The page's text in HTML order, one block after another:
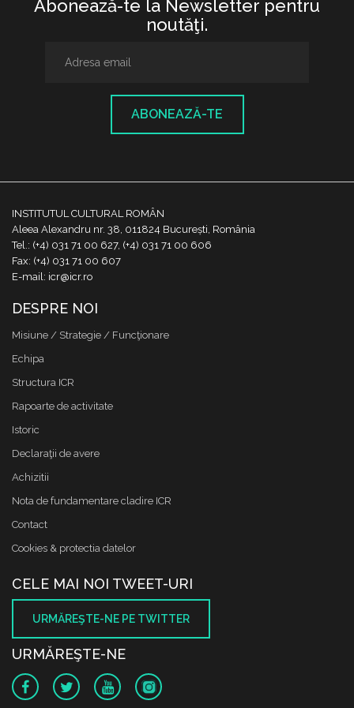
Abonează-te la Newsletter pentru
noutăţi.
ABONEAZĂ-TE
INSTITUTUL CULTURAL ROMÂN
Aleea Alexandru nr. 38, 011824 București, România
Tel.: (+4) 031 71 00 627, (+4) 031 71 00 606
Fax: (+4) 031 71 00 607
E-mail: icr@icr.ro
DESPRE NOI
Misiune / Strategie / Funcţionare
Echipa
Structura ICR
Rapoarte de activitate
Istoric
Declaraţii de avere
Achizitii
Nota de fundamentare cladire ICR
Contact
Cookies & protectia datelor
CELE MAI NOI TWEET-URI
URMĂREŞTE-NE PE TWITTER
URMĂREŞTE-NE